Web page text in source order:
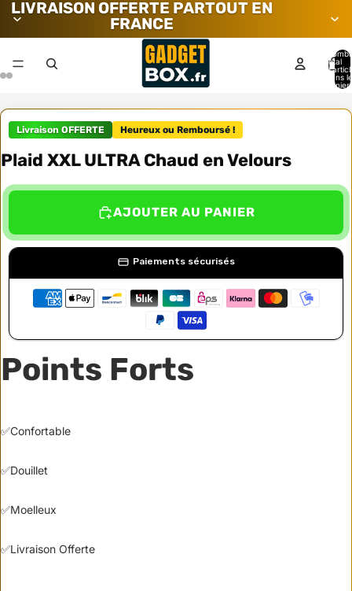
LIVRAISON OFFERTE PARTOUT EN
FRANCE
total
dans le
Livraison OFFERTE Heureux ou Remboursé !
Plaid XXL ULTRA Chaud en Velours
AJOUTER AU PANIER
Paiements sécurisés
Points Forts
✅Confortable
✅Douillet
✅Moelleux
✅Livraison Offerte